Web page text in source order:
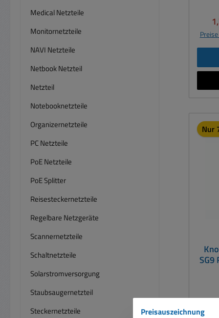
Medical Netzteile
Monitornetzteile
NAVI Netzteile
Netbook Netzteil
Netzteil
Notebooknetzteile
Organizernetzteile
PC Netzteile
PoE Netzteile
PoE Splitter
Reisesteckernetzteile
Regelbare Netzgeräte
Scannernetzteile
Schaltnetzteile
Solarstromversorgung
Staubsaugernetzteil
Steckernetzteile
377A,
Nur
SG9
Preisauszeichnung